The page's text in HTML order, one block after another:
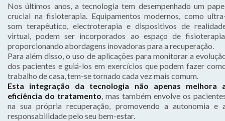
Nos últimos anos, a tecnologia tem desempenhado um
crucial na fisioterapia. Equipamentos modernos, como
som terapêutico, electroterapia e dispositivos de
virtual, podem ser incorporados ao espaço de
proporcionando abordagens inovadoras para a recuperação.
Para além disso, o uso de aplicações para monitorar a
dos pacientes e guiá-los em exercícios que podem fazer
trabalho de casa, tem-se tornado cada vez mais comum.
Esta integração da tecnologia não apenas melhora
eficiência do tratamento , mas também envolve os
na sua própria recuperação, promovendo a autonomia e
responsabilidade pelo seu bem-estar.